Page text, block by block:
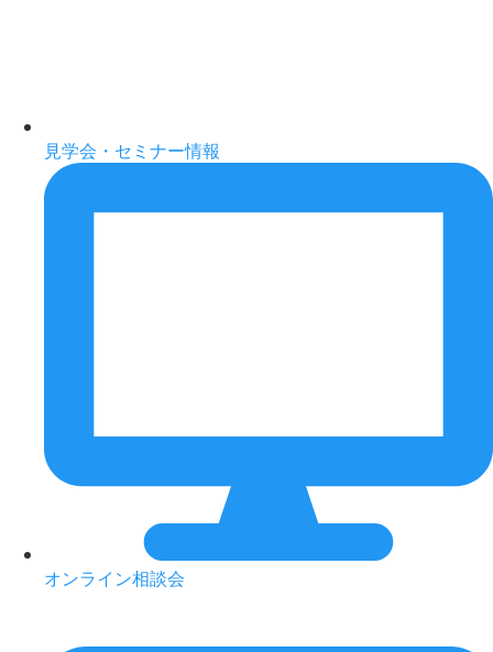
見学会・セミナー情報
オンライン相談会